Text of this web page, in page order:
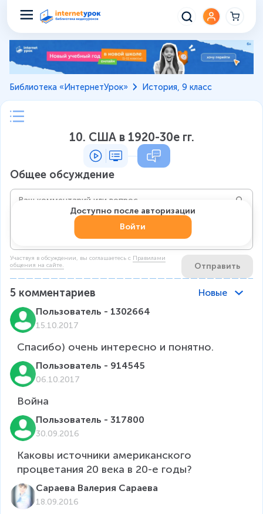
Библиотека «ИнтернетУрок» История, 9 класс
10. США в 1920-30е гг.
Общее обсуждение
Участвуя в обсуждении, вы соглашаетесь c Правилами
общения на сайте.
Отправить
Доступно после авторизации
Войти
5 комментариев
Новые
Пользователь - 1302664
15.10.2017
Спасибо) очень интересно и понятно.
Пользователь - 914545
06.10.2017
Война
Пользователь - 317800
30.09.2016
Каковы источники американского
процветания 20 века в 20-е годы?
Сараева Валерия Сараева
18.09.2016